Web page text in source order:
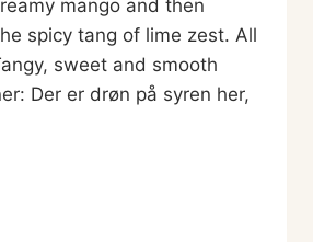
mango and then
spicy tang of lime zest. All
sweet and smooth
Der er drøn på syren her,